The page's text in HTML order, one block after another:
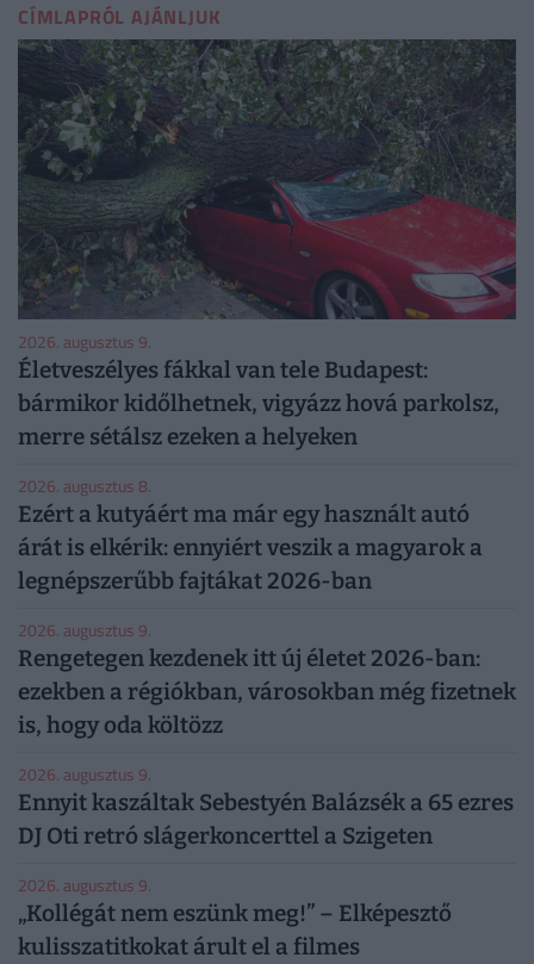
CÍMLAPRÓL AJÁNLJUK
2026. augusztus 9.
Életveszélyes fákkal van tele Budapest:
bármikor kidőlhetnek, vigyázz hová parkolsz,
merre sétálsz ezeken a helyeken
2026. augusztus 8.
Ezért a kutyáért ma már egy használt autó
árát is elkérik: ennyiért veszik a magyarok a
legnépszerűbb fajtákat 2026-ban
2026. augusztus 9.
Rengetegen kezdenek itt új életet 2026-ban:
ezekben a régiókban, városokban még fizetnek
is, hogy oda költözz
2026. augusztus 9.
Ennyit kaszáltak Sebestyén Balázsék a 65 ezres
DJ Oti retró slágerkoncerttel a Szigeten
2026. augusztus 9.
„Kollégát nem eszünk meg!” – Elképesztő
kulisszatitkokat árult el a filmes